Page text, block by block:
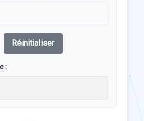
Réinitialiser
: